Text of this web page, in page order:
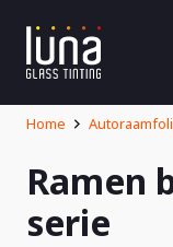
Home
Ramen
serie